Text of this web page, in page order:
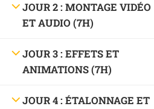
JOUR 2 : MONTAGE VIDÉO
ET AUDIO (7H)
JOUR 3 : EFFETS ET
ANIMATIONS (7H)
JOUR 4 : ÉTALONNAGE ET
Mon compte
MENTION LÉGALES